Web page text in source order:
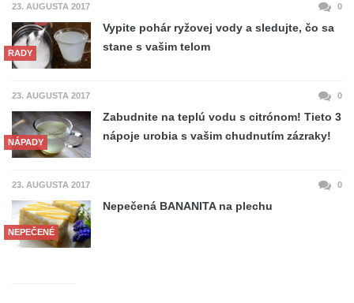
23. AUGUSTA 2017 0
RADY
Vypite pohár ryžovej vody a sledujte, čo sa
stane s vašim telom
23. AUGUSTA 2017 0
NÁPADY
Zabudnite na teplú vodu s citrónom! Tieto 3
nápoje urobia s vašim chudnutím zázraky!
23. AUGUSTA 2017 0
NEPEČENÉ
Nepečená BANANITA na plechu